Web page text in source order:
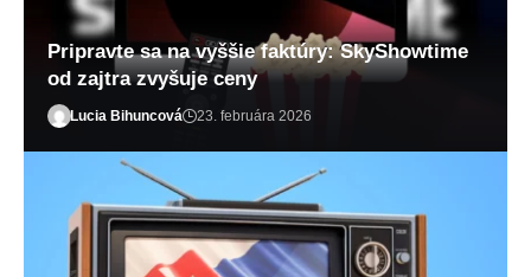
Pripravte sa na vyššie faktúry: SkyShowtime
od zajtra zvyšuje ceny
Lucia Bihuncová 23. februára 2026